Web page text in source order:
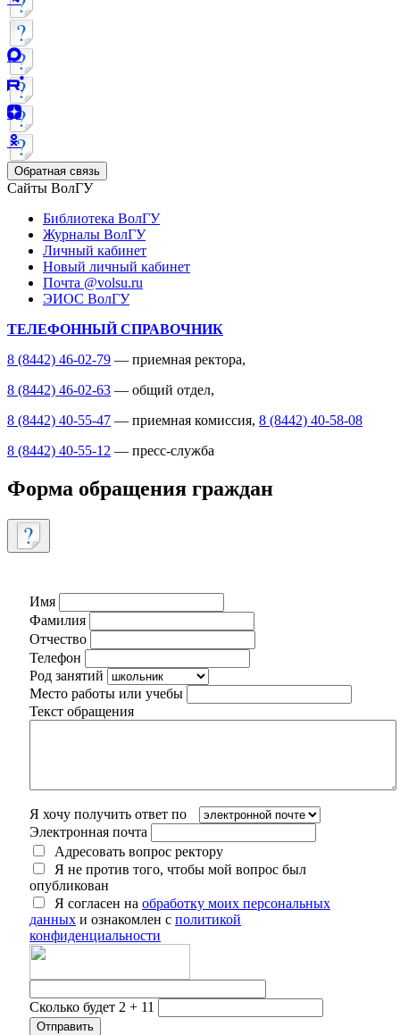
Обратная связь
Сайты ВолГУ
Библиотека ВолГУ
Журналы ВолГУ
Личный кабинет
Новый личный кабинет
Почта @volsu.ru
ЭИОС ВолГУ
ТЕЛЕФОННЫЙ СПРАВОЧНИК
8 (8442) 46-02-79 — приемная ректора,
8 (8442) 46-02-63 — общий отдел,
8 (8442) 40-55-47 — приемная комиссия, 8 (8442) 40-58-08
8 (8442) 40-55-12 — пресс-служба
Форма обращения граждан
Имя
Фамилия
Отчество
Телефон
Род занятий
Место работы или учебы
Текст обращения
Я хочу получить ответ по
Электронная почта
Адресовать вопрос ректору
Я не против того, чтобы мой вопрос был
опубликован
Я согласен на обработку моих персональных
данных и ознакомлен с политикой
конфиденциальности
Сколько будет 2 + 11